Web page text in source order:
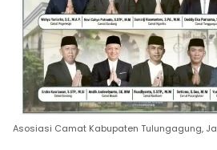
Asosiasi Camat Kabupaten Tulungagung,